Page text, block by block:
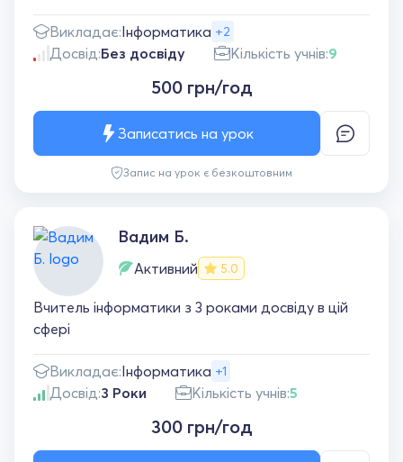
Викладає:Інформатика +2
Досвід:Без досвіду Кількість учнів:9
500 грн/год
Запис на урок є безкоштовним
Записатись на урок
Вадим Б.
Активний 5.0
Вчитель інформатики з 3 роками досвіду в цій
сфері
Викладає:Інформатика +1
Досвід:3 Роки Кількість учнів:5
300 грн/год